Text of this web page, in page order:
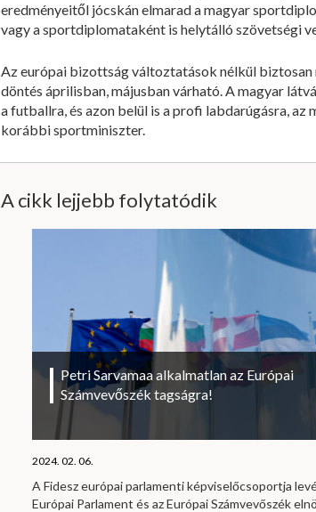
eredményeitől jócskán elmarad a magyar
vagy a sportdiplomataként is helytálló szövetségi
Az európai bizottság változtatások nélkül biztosan
döntés áprilisban, májusban várható. A magyar
a futballra, és azon belül is a profi labdarúgásra,
korábbi sportminiszter.
A cikk lejjebb folytatódik
Petri Sarvamaa alkalmatlan az Európai
Számvevőszék tagságra!
2024. 02. 06.
A Fidesz európai parlamenti képviselőcsoportja
Európai Parlament és az Európai Számvevőszék